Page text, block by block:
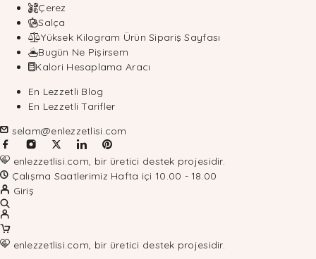
Çerez
Salça
Yüksek Kilogram Ürün Sipariş Sayfası
Bugün Ne Pişirsem
Kalori Hesaplama Aracı
En Lezzetli Blog
En Lezzetli Tarifler
selam@enlezzetlisi.com
enlezzetlisi.com, bir üretici destek projesidir.
Çalışma Saatlerimiz Hafta içi 10.00 - 18.00
Giriş
enlezzetlisi.com, bir üretici destek projesidir.